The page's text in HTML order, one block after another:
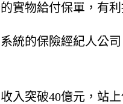
實物給付保單，有利
的保險經紀人公
入突破40億元，站